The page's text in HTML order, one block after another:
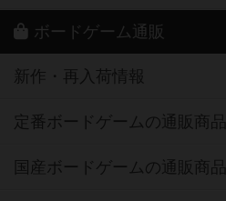
ボードゲーム通販
新作・再入荷情報
定番ボードゲームの通販商品
国産ボードゲームの通販商品